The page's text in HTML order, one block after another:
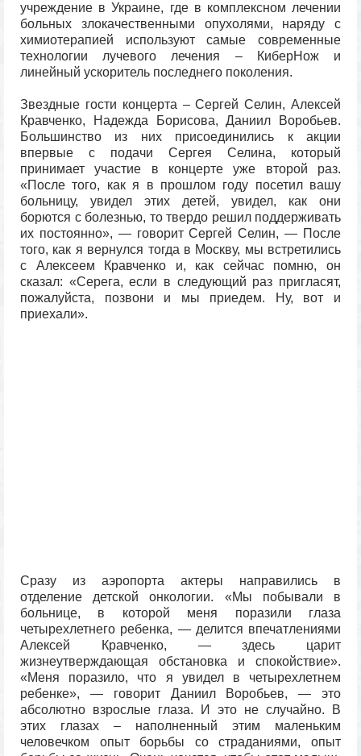
учреждение в Украине, где в комплексном лечении
больных злокачественными опухолями, наряду с
химиотерапией используют самые современные
технологии лучевого лечения – КиберНож и
линейный ускоритель последнего поколения.
Звездные гости концерта – Сергей Селин, Алексей
Кравченко, Надежда Борисова, Даниил Воробьев.
Большинство из них присоединились к акции
впервые с подачи Сергея Селина, который
принимает участие в концерте уже второй раз.
«После того, как я в прошлом году посетил вашу
больницу, увидел этих детей, увидел, как они
борются с болезнью, то твердо решил поддерживать
их постоянно», — говорит Сергей Селин, — После
того, как я вернулся тогда в Москву, мы встретились
с Алексеем Кравченко и, как сейчас помню, он
сказал: «Серега, если в следующий раз пригласят,
пожалуйста, позвони и мы приедем. Ну, вот и
приехали».
Сразу из аэропорта актеры направились в
отделение детской онкологии. «Мы побывали в
больнице, в которой меня поразили глаза
четырехлетнего ребенка, — делится впечатлениями
Алексей Кравченко, — здесь царит
жизнеутверждающая обстановка и спокойствие».
«Меня поразило, что я увидел в четырехлетнем
ребенке», — говорит Даниил Воробьев, — это
абсолютно взрослые глаза. И это не случайно. В
этих глазах – наполненный этим маленьким
человечком опыт борьбы со страданиями, опыт